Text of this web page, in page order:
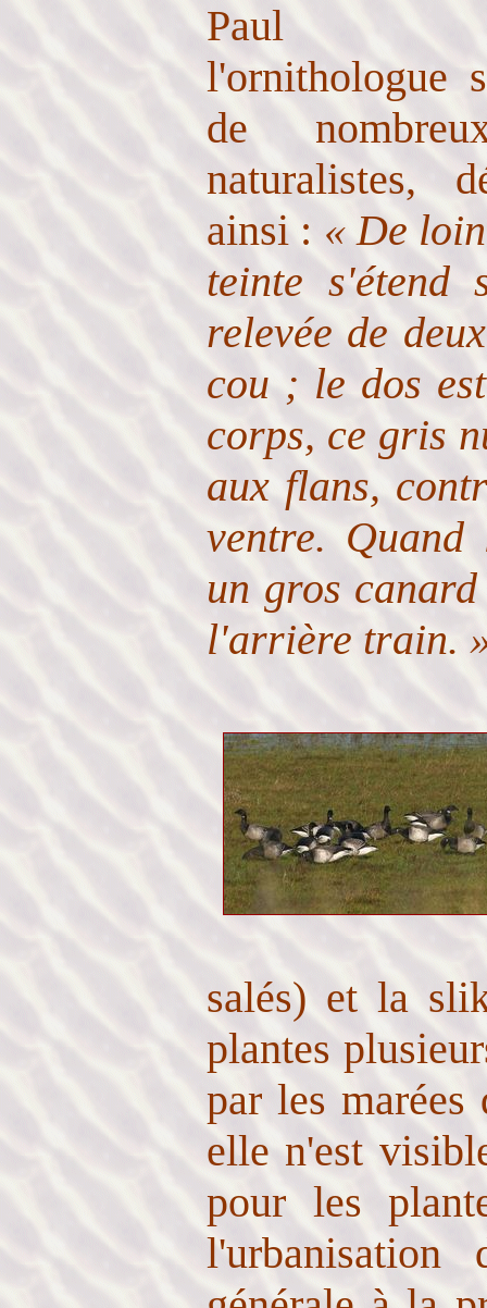
Paul
l'ornithologue
de
naturalistes,
ainsi : « De
teinte s'étend
relevée de
cou ; le dos
corps, ce gris
aux flans,
ventre.
un gros
l'arrière train.
salés) et la
plantes
par les marées
elle n'est
pour les
l'urbanisation